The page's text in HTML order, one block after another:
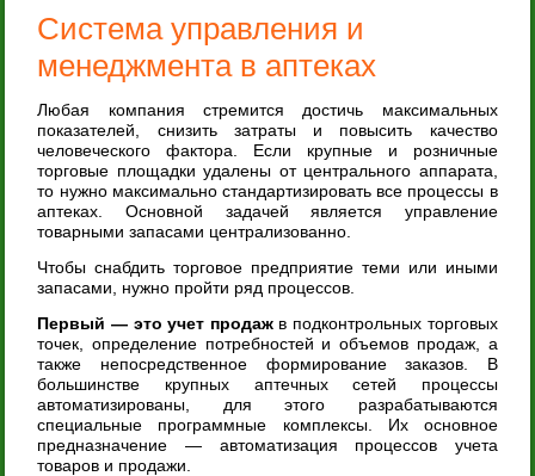
Система управления и
менеджмента в аптеках
Любая компания стремится достичь максимальных
показателей, снизить затраты и повысить качество
человеческого фактора. Если крупные и розничные
торговые площадки удалены от центрального аппарата,
то нужно максимально стандартизировать все процессы в
аптеках. Основной задачей является управление
товарными запасами централизованно.
Чтобы снабдить торговое предприятие теми или иными
запасами, нужно пройти ряд процессов.
Первый — это учет продажв подконтрольных торговых
точек, определение потребностей и объемов продаж, а
также непосредственное формирование заказов. В
большинстве крупных аптечных сетей процессы
автоматизированы, для этого разрабатываются
специальные программные комплексы. Их основное
предназначение — автоматизация процессов учета
товаров и продажи.